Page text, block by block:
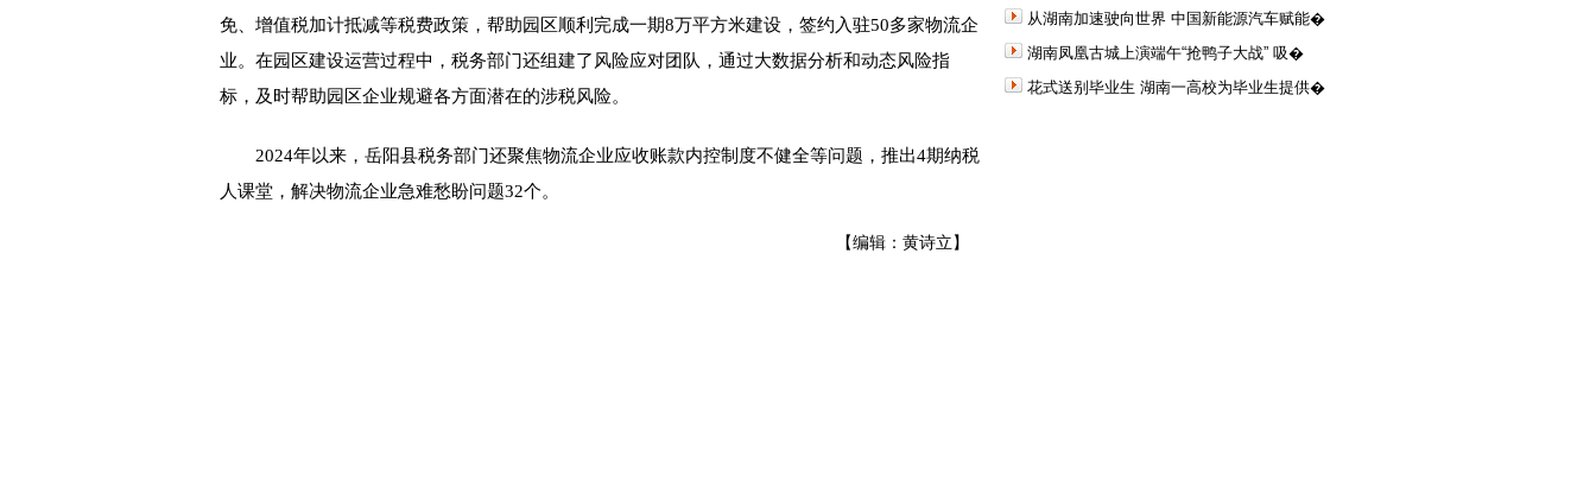
免、增值税加计抵减等税费政策，帮助园区顺利完成一期8万平方米建设，签约入驻50多家物流企
业。在园区建设运营过程中，税务部门还组建了风险应对团队，通过大数据分析和动态风险指
标，及时帮助园区企业规避各方面潜在的涉税风险。
2024年以来，岳阳县税务部门还聚焦物流企业应收账款内控制度不健全等问题，推出4期纳税
人课堂，解决物流企业急难愁盼问题32个。
【编辑：黄诗立】
从湖南加速驶向世界 中国新能源汽车赋能�
湖南凤凰古城上演端午“抢鸭子大战” 吸�
花式送别毕业生 湖南一高校为毕业生提供�